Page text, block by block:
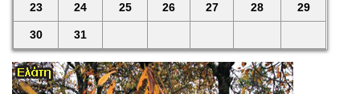
23 24 25 26 27 28 29
30 31